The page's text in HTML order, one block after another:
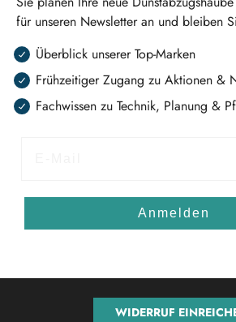
für unseren Newsletter an und bleiben
Überblick unserer Top-Marken
Frühzeitiger Zugang zu Aktionen &
Fachwissen zu Technik, Planung &
Anmelden
WIDERRUF